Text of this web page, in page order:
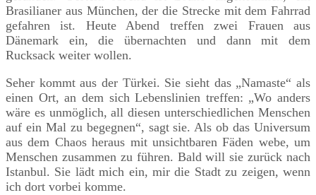
Brasilianer aus München, der die Strecke mit dem Fahrrad
gefahren ist. Heute Abend treffen zwei Frauen aus
Dänemark ein, die übernachten und dann mit dem
Rucksack weiter wollen.
Seher kommt aus der Türkei. Sie sieht das „Namaste“ als
einen Ort, an dem sich Lebenslinien treffen: „Wo anders
wäre es unmöglich, all diesen unterschiedlichen Menschen
auf ein Mal zu begegnen“, sagt sie. Als ob das Universum
aus dem Chaos heraus mit unsichtbaren Fäden webe, um
Menschen zusammen zu führen. Bald will sie zurück nach
Istanbul. Sie lädt mich ein, mir die Stadt zu zeigen, wenn
ich dort vorbei komme.